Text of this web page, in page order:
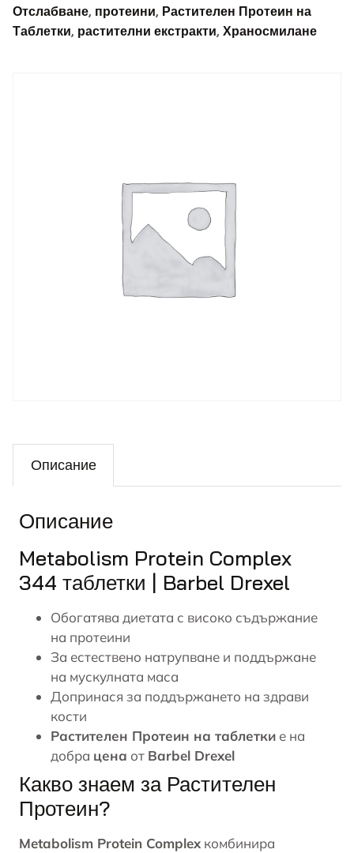
Описание
Описание
Metabolism Protein Complex
344 таблетки | Barbel Drexel
Обогатява диетата с високо съдържание
на протеини
За естествено натрупване и поддържане
на мускулната маса
Допринася за поддържането на здрави
кости
Растителен Протеин на таблетки е на
добра цена от Barbel Drexel
Какво знаем за Растителен
Протеин?
Metabolism Protein Complex комбинира
Отслабване, протеини, Растителен Протеин на
Таблетки, растителни екстракти, Храносмилане